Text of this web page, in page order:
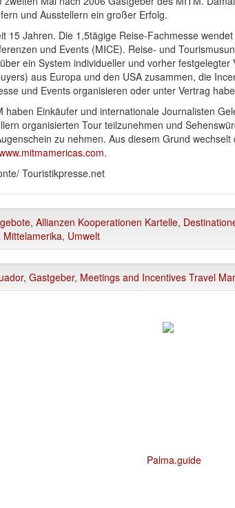
und Ausstellern ein großer Erfolg.
15 Jahren. Die 1,5tägige Reise-Fachmesse
und Events (MICE). Reise- und
ein System individueller und vorher
aus Europa und den USA zusammen, die
und Events organisieren oder unter Vertrag
haben Einkäufer und internationale Journalisten
organisierten Tour teilzunehmen und
zu nehmen. Aus diesem Grund
.
Touristikpresse.net
, Allianzen Kooperationen Kartelle,
Mittelamerika, Umwelt
, Gastgeber, Meetings and Incentives Travel